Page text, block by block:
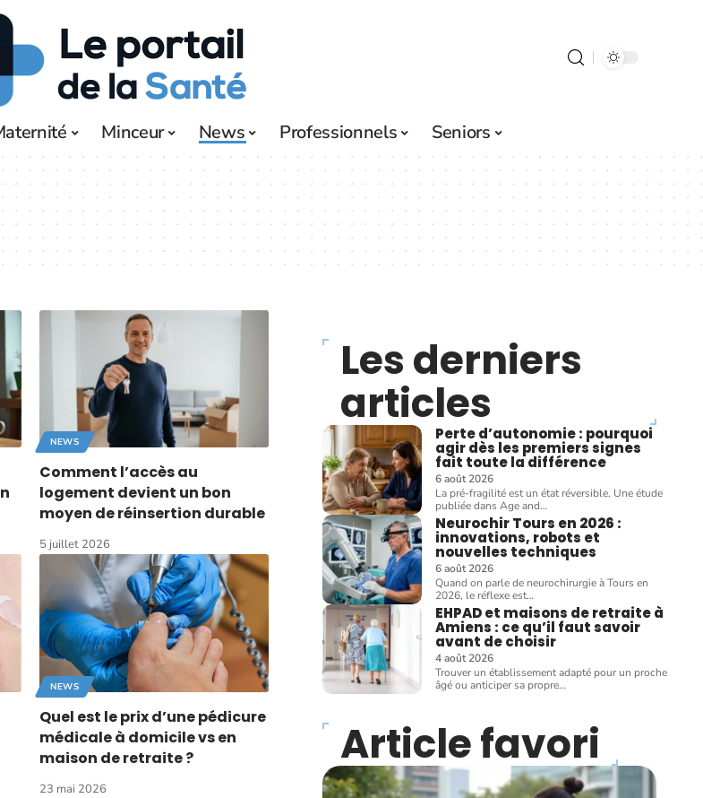
Minceur News Professionnels Seniors
NEWS
Comment l’accès au
logement devient un bon
moyen de réinsertion durable
5 juillet 2026
NEWS
Quel est le prix d’une pédicure
médicale à domicile vs en
maison de retraite ?
23 mai 2026
Les derniers
articles
Perte d’autonomie : pourquoi
agir dès les premiers signes
fait toute la différence
6 août 2026
La pré-fragilité est un état réversible. Une étude
publiée dans Age and…
Neurochir Tours en 2026 :
innovations, robots et
nouvelles techniques
6 août 2026
Quand on parle de neurochirurgie à Tours en
2026, le réflexe est…
EHPAD et maisons de retraite à
Amiens : ce qu’il faut savoir
avant de choisir
4 août 2026
Trouver un établissement adapté pour un proche
âgé ou anticiper sa propre…
Article favori